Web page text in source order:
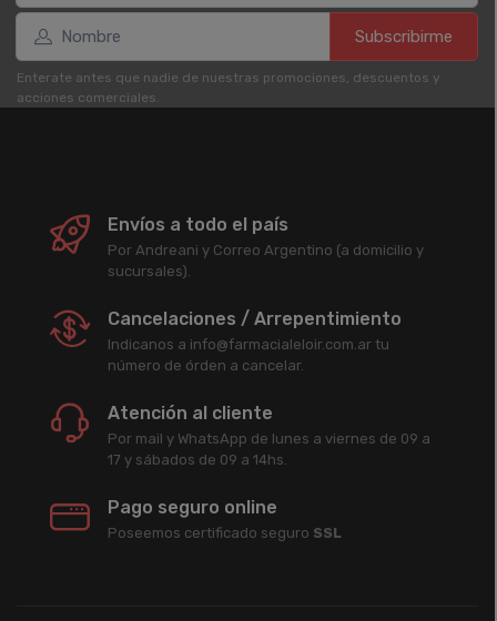
Subscribirme
Enterate antes que nadie de nuestras promociones, descuentos y
acciones comerciales.
Envíos a todo el país
Por Andreani y Correo Argentino (a domicilio y
sucursales).
Cancelaciones / Arrepentimiento
Indicanos a info@farmacialeloir.com.ar tu
número de órden a cancelar.
Atención al cliente
Por mail y WhatsApp de lunes a viernes de 09 a
17 y sábados de 09 a 14hs.
Pago seguro online
Poseemos certificado seguro SSL